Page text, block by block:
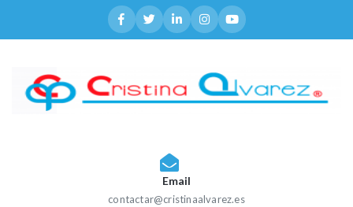
Email
contactar@cristinaalvarez.es